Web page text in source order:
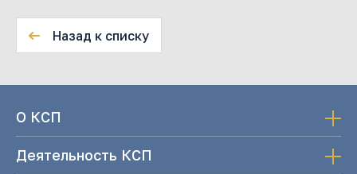
Назад к списку
О КСП
Деятельность КСП